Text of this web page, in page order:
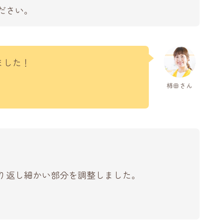
い。
柿田さん
た！
し細かい部分を調整しました。